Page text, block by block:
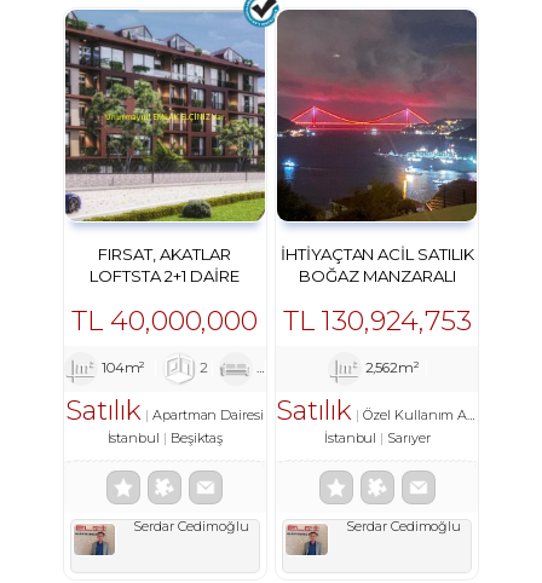
FIRSAT, AKATLAR
LOFTSTA 2+1 DAIRE
TL40,000,000
104m² 2 1
Satılık
Apartman Dairesi
İstanbul
Beşiktaş
Serdar Cedimoğlu
İHTIYAÇTAN ACIL SATILIK
BOĞAZ MANZARALI
TL 130,924,753
2,562m²
Satılık
Özel Kullanım Arsa
İstanbul
Sarıyer
Serdar Cedimoğlu